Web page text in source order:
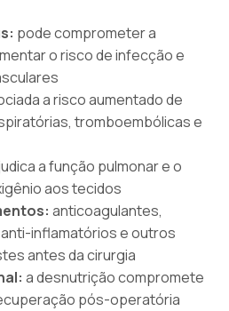
pode comprometer a
o risco de infecção e
a risco aumentado de
tromboembólicas e
a função pulmonar e o
aos tecidos
anticoagulantes,
inflamatórios e outros
antes da cirurgia
a desnutrição compromete
pós-operatória